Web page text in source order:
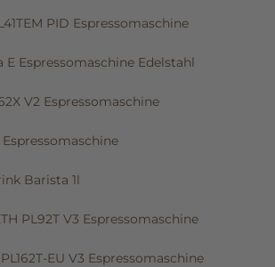
PID Espressomaschine
E Espressomaschine Edelstahl
V2 Espressomaschine
Espressomaschine
Barista 1l
PL92T V3 Espressomaschine
EU V3 Espressomaschine